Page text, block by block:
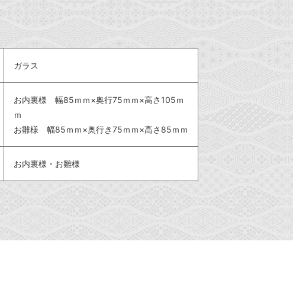
ガラス
お内裏様 幅85ｍｍ×奥行75ｍｍ×高さ105ｍ
ｍ
お雛様 幅85ｍｍ×奥行き75ｍｍ×高さ85ｍｍ
お内裏様・お雛様